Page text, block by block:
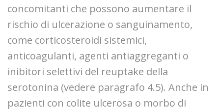
concomitanti che possono aumentare il
rischio di ulcerazione o sanguinamento,
come corticosteroidi sistemici,
anticoagulanti, agenti antiaggreganti o
inibitori selettivi del reuptake della
serotonina (vedere paragrafo 4.5). Anche in
pazienti con colite ulcerosa o morbo di